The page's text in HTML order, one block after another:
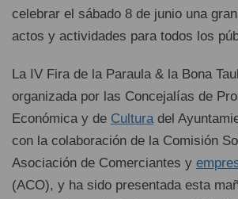
celebrar el sábado 8 de junio una
actos y actividades para todos los
La IV Fira de la Paraula & la Bona
organizada por las Concejalías de
Económica y de Culturadel
con la colaboración de la Comisión
Asociación de Comerciantes y
(ACO), y ha sido presentada esta